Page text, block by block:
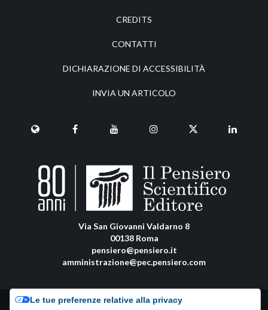
CREDITS
CONTATTI
DICHIARAZIONE DI ACCESSIBILITÀ
INVIA UN ARTICOLO
Via San Giovanni Valdarno 8
00138 Roma
pensiero@pensiero.it
amministrazione@pec.pensiero.com
Riproduzione e diritti riservati - ISSN online: 1972-6481 |
Le tue preferenze relative alla privacy